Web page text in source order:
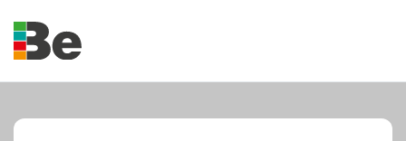
Skip to main content